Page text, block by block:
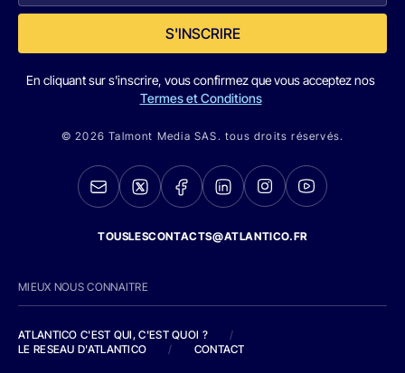
S'INSCRIRE
En cliquant sur s'inscrire, vous confirmez que vous acceptez nos
Termes et Conditions
© 2026 Talmont Media SAS. tous droits réservés.
TOUSLESCONTACTS@ATLANTICO.FR
MIEUX NOUS CONNAITRE
ATLANTICO C'EST QUI, C'EST QUOI ?
/
LE RESEAU D'ATLANTICO
/ CONTACT